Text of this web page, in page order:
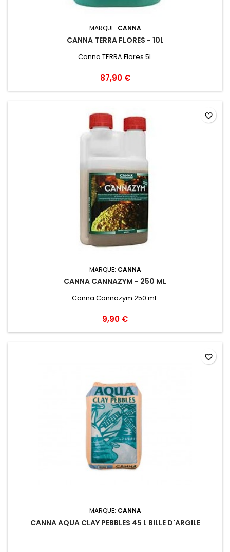
MARQUE: CANNA
CANNA TERRA FLORES - 10L
Canna TERRA Flores 5L
87,90 €
MARQUE: CANNA
CANNA CANNAZYM - 250 ML
Canna Cannazym 250 mL
9,90 €
favorite_border
MARQUE: CANNA
CANNA AQUA CLAY PEBBLES 45 L BILLE D'ARGILE
favorite_border